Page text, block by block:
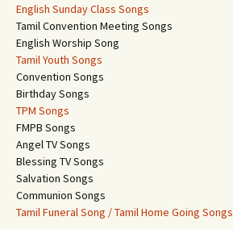
English Sunday Class Songs
Tamil Convention Meeting Songs
English Worship Song
Tamil Youth Songs
Convention Songs
Birthday Songs
TPM Songs
FMPB Songs
Angel TV Songs
Blessing TV Songs
Salvation Songs
Communion Songs
Tamil Funeral Song / Tamil Home Going Songs